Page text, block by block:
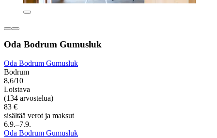
Oda Bodrum Gumusluk
Oda Bodrum Gumusluk
Bodrum
8,6/10
Loistava
(134 arvostelua)
83 €
sisältää verot ja maksut
6.9.–7.9.
Oda Bodrum Gumusluk